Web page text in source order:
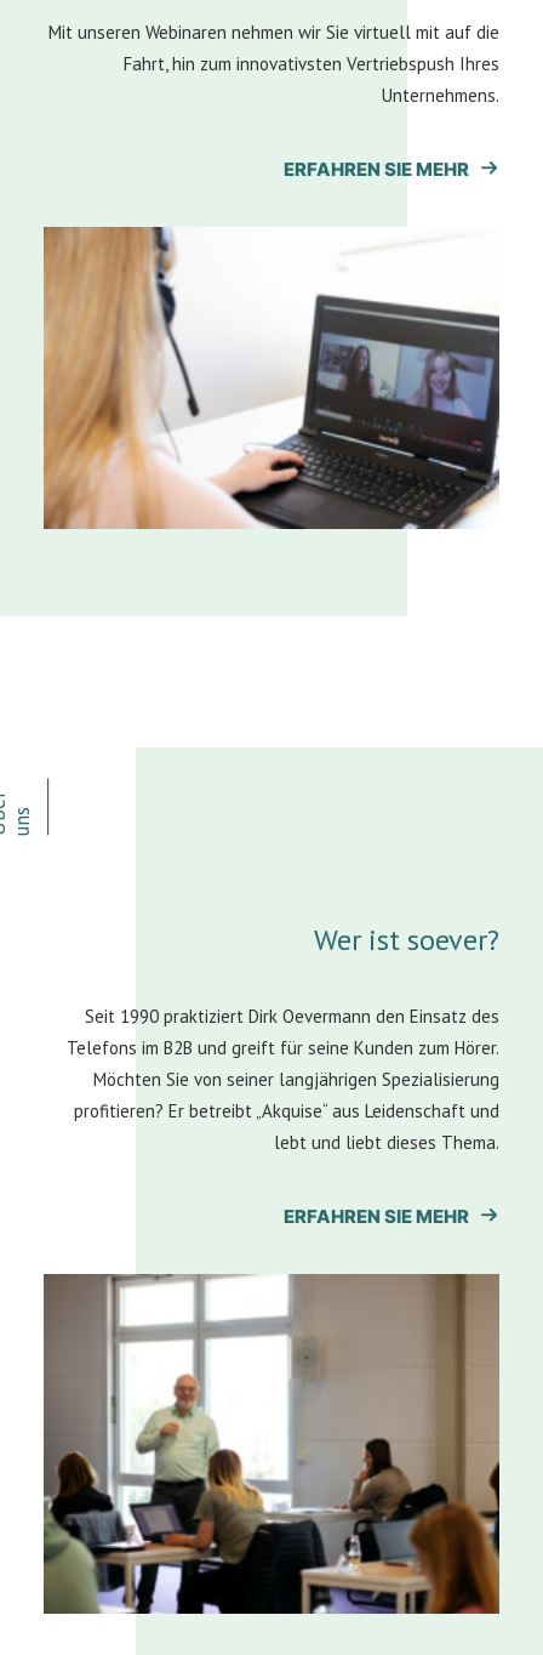
Mit unseren Webinaren nehmen wir Sie virtuell mit auf die
Fahrt, hin zum innovativsten Vertriebspush Ihres
Unternehmens.
ERFAHREN SIE MEHR
b
s
Wer ist soever?
Seit 1990 praktiziert Dirk Oevermann den Einsatz des
Telefons im B2B und greift für seine Kunden zum Hörer.
Möchten Sie von seiner langjährigen Spezialisierung
profitieren? Er betreibt „Akquise“ aus Leidenschaft und
lebt und liebt dieses Thema.
ERFAHREN SIE MEHR